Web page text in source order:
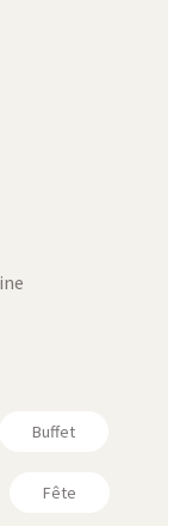
Buffet
Fête